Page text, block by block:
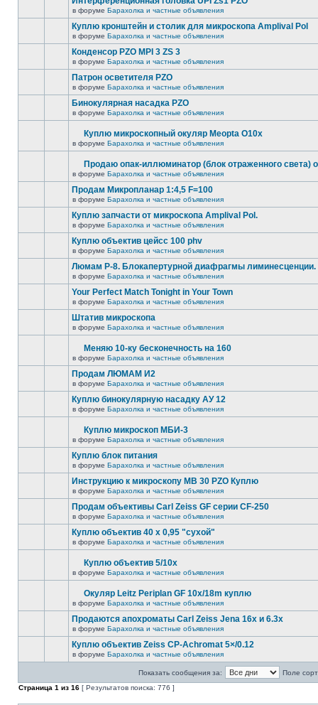
в форуме Барахолка и частные объявления
Куплю кронштейн и столик для микроскопа Amplival Pol
в форуме Барахолка и частные объявления
Конденсор PZO MPI 3 ZS 3
в форуме Барахолка и частные объявления
Патрон осветителя PZO
в форуме Барахолка и частные объявления
Бинокулярная насадка PZO
в форуме Барахолка и частные объявления
Куплю микроскопный окуляр Meopta O10x
в форуме Барахолка и частные объявления
Продаю опак-иллюминатор (блок отраженного света)
в форуме Барахолка и частные объявления
Продам Микропланар 1:4,5 F=100
в форуме Барахолка и частные объявления
Куплю запчасти от микроскопа Amplival Pol.
в форуме Барахолка и частные объявления
Куплю объектив цейсс 100 phv
в форуме Барахолка и частные объявления
Люмам Р-8. Блокапертурной диафрагмы
в форуме Барахолка и частные объявления
Your Perfect Match Tonight in Your Town
в форуме Барахолка и частные объявления
Штатив микроскопа
в форуме Барахолка и частные объявления
Меняю 10-ку бесконечность на 160
в форуме Барахолка и частные объявления
Продам ЛЮМАМ И2
в форуме Барахолка и частные объявления
Куплю бинокулярную насадку АУ 12
в форуме Барахолка и частные объявления
Куплю микроскоп МБИ-3
в форуме Барахолка и частные объявления
Куплю блок питания
в форуме Барахолка и частные объявления
Инструкцию к микроскопу MB 30 PZO Куплю
в форуме Барахолка и частные объявления
Продам объективы Carl Zeiss GF серии CF-250
в форуме Барахолка и частные объявления
Куплю объектив 40 х 0,95 "сухой"
в форуме Барахолка и частные объявления
Куплю объектив 5/10х
в форуме Барахолка и частные объявления
Окуляр Leitz Periplan GF 10x/18m куплю
в форуме Барахолка и частные объявления
Продаются апохроматы Carl Zeiss Jena 16x и 6.3x
в форуме Барахолка и частные объявления
Куплю объектив Zeiss CP-Achromat 5×/0.12
в форуме Барахолка и частные объявления
Показать сообщения за:
Поле
Страница 1 из 16 [ Результатов поиска: 776 ]